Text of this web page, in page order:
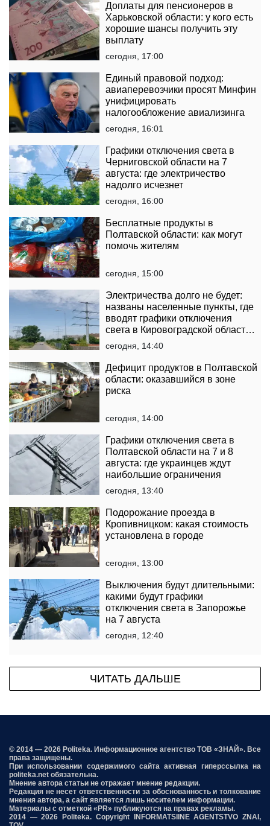
Доплаты для пенсионеров в
Харьковской области: у кого есть
хорошие шансы получить эту
выплату
сегодня, 17:00
Единый правовой подход:
авиаперевозчики просят Минфин
унифицировать
налогообложение авиализинга
сегодня, 16:01
Графики отключения света в
Черниговской области на 7
августа: где электричество
надолго исчезнет
сегодня, 16:00
Бесплатные продукты в
Полтавской области: как могут
помочь жителям
сегодня, 15:00
Электричества долго не будет:
названы населенные пункты, где
вводят графики отключения
света в Кировоградской области
на 7 августа
сегодня, 14:40
Дефицит продуктов в Полтавской
области: оказавшийся в зоне
риска
сегодня, 14:00
Графики отключения света в
Полтавской области на 7 и 8
августа: где украинцев ждут
наибольшие ограничения
сегодня, 13:40
Подорожание проезда в
Кропивницком: какая стоимость
установлена ​​в городе
сегодня, 13:00
Выключения будут длительными:
какими будут графики
отключения света в Запорожье
на 7 августа
сегодня, 12:40
ЧИТАТЬ ДАЛЬШЕ
© 2014 — 2026 Politeka. Информационное агентство ТОВ «ЗНАЙ». Все
права защищены.
При использовании содержимого сайта активная гиперссылка на
politeka.net обязательна.
Мнение автора статьи не отражает мнение редакции.
Редакция не несет ответственности за обоснованность и толкование
мнения автора, а сайт является лишь носителем информации.
Материалы с отметкой «PR» публикуются на правах рекламы.
2014 — 2026 Politeka. Copyright INFORMATSIINE AGENTSTVO ZNAI,